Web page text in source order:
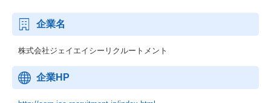
企業名
株式会社ジェイエイシーリクルートメント
企業HP